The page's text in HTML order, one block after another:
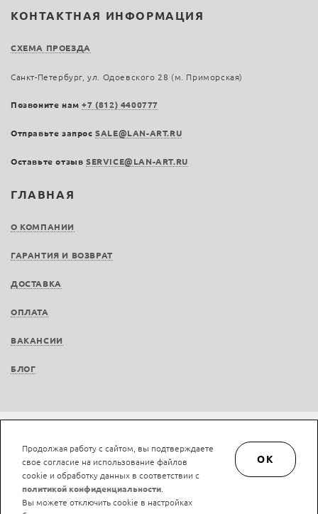
ГЛАВНАЯ
О КОМПАНИИ
ГАРАНТИЯ И ВОЗВРАТ
ДОСТАВКА
ОПЛАТА
ВАКАНСИИ
БЛОГ
КОНТАКТНАЯ ИНФОРМАЦИЯ
СХЕМА ПРОЕЗДА
Санкт-Петербург, ул. Одоевского 28 (м. Приморская)
Позвоните нам+7 (812) 4400777
Отправьте запросSALE@LAN-ART.RU
Оставьте отзыв SERVICE@LAN-ART.RU
Не является публичной офертой © LAN-art.ru, 2013—2026. Все права защищены.
Политика конфиденциальности.
Положение об обработке и защите персональных
данных.
Продолжая работу с сайтом, вы подтверждаете
свое согласие на использование файлов
cookie и обработку данных в соответствии с
политикой конфиденциальности
Вы можете отключить cookie в настройках
OK